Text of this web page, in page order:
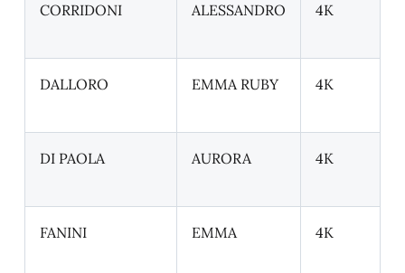
CORRIDONI ALESSANDRO 4K
DALLORO EMMA RUBY 4K
DI PAOLA AURORA 4K
FANINI EMMA 4K